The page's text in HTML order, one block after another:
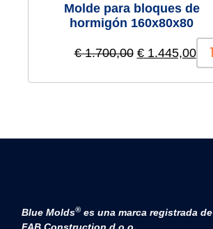
Molde para bloques de
hormigón 160x80x80
€1.700,00 €1.445,00
Blue Molds® es una marca registrada de